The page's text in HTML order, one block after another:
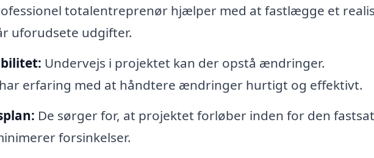
totalentreprenør hjælper med at fastlægge et
uforudsete udgifter.
Undervejs i projektet kan der opstå ændringer.
erfaring med at håndtere ændringer hurtigt og effektivt.
De sørger for, at projektet forløber inden for den
forsinkelser.